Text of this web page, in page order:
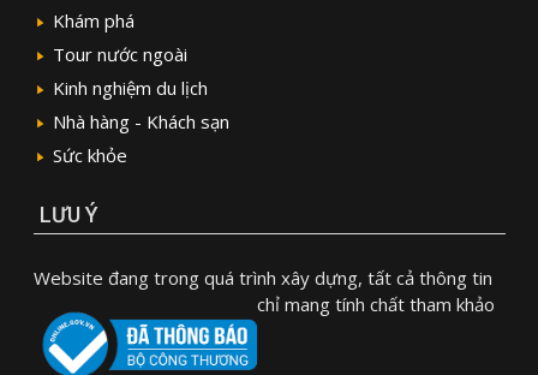
Khám phá
Tour nước ngoài
Kinh nghiệm du lịch
Nhà hàng - Khách sạn
Sức khỏe
LƯU Ý
Website đang trong quá trình xây dựng, tất cả thông tin
chỉ mang tính chất tham khảo